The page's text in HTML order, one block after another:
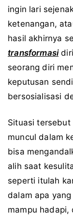
ingin lari
ketenangan,
hasil akhirnya
transformasidiri
seorang diri
keputusan
bersosialisasi
Situasi
muncul dalam
bisa
alih saat
seperti itulah
dalam apa
mampu hadapi,